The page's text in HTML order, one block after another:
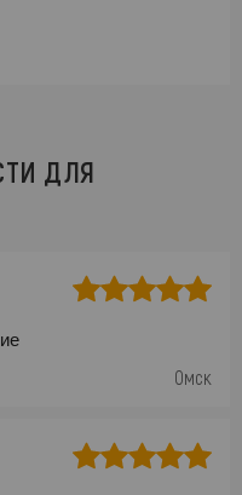
ДЛЯ
Омск